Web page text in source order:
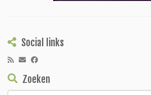
Social links
Zoeken